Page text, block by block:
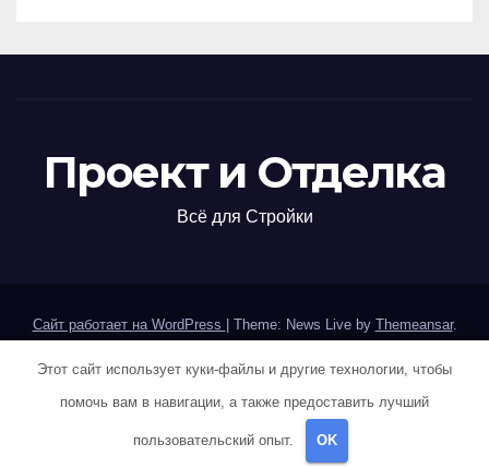
Проект и Отделка
Всё для Стройки
Сайт работает на WordPress Theme: News Live by Themeansar.
Home Sample Page Авторам и правообладателям
Политика конфиденциальности
Этот сайт использует куки-файлы и другие технологии, чтобы
помочь вам в навигации, а также предоставить лучший
пользовательский опыт. OK